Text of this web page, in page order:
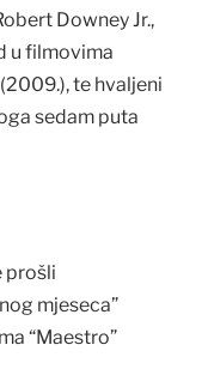
Downey Jr.,
u filmovima
te hvaljeni
sedam puta
prošli
mjeseca”
“Maestro”